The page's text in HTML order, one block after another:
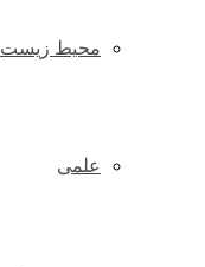
محیط زیست
علمی